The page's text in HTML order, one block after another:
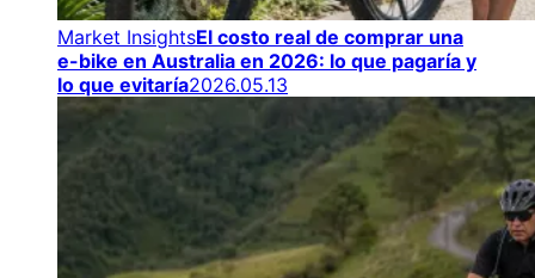
Market InsightsEl costo real de comprar una
e-bike en Australia en 2026: lo que pagaría y
lo que evitaría2026.05.13